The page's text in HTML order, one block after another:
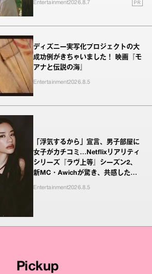
Entertainment2026.8.7 PR
ディズニー実写化プロジェクトの大
成功例がきちゃいました！ 映画『モ
アナと伝説の海』
Entertainment2026.8.5
「浮気するから」宣言、男子部屋に
女子がカチコミ…Netflixリアリティ
シリーズ『ラヴ上等』シーズン2、
新MC・Awichが驚き、共感したヤ
Entertainment2026.8.5
Pickup